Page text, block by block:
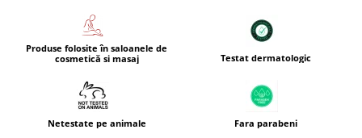
Produse folosite în saloanele de
cosmetică si masaj
Testat dermatologic
Netestate pe animale Fara parabeni